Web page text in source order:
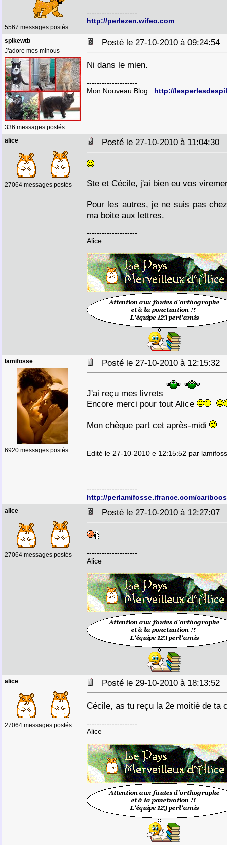
5567 messages postés
--------------------
http://perlezen.wifeo.com
spikewtb
J'adore mes minous
336 messages postés
Posté le 27-10-2010 à 09:24:54
Ni dans le mien.
--------------------
Mon Nouveau Blog : http://
alice
27064 messages postés
Posté le 27-10-2010 à 11:04:30
Ste et Cécile, j'ai bien eu vos
Pour les autres, je ne suis pas
ma boite aux lettres.
--------------------
Alice
lamifosse
6920 messages postés
Posté le 27-10-2010 à 12:15:32
J'ai reçu mes livrets
Encore merci pour tout Alice
Mon chèque part cet après-midi
Edité le 27-10-2010 e 12:15:52 par
--------------------
http://perlamifosse.ifrance.com/
alice
27064 messages postés
Posté le 27-10-2010 à 12:27:07
--------------------
Alice
alice
27064 messages postés
Posté le 29-10-2010 à 18:13:52
Cécile, as tu reçu la 2e moitié de ta
--------------------
Alice